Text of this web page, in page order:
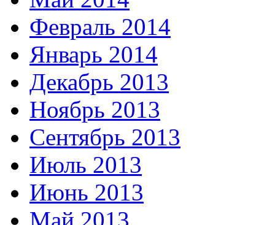
Февраль 2014
Январь 2014
Декабрь 2013
Ноябрь 2013
Сентябрь 2013
Июль 2013
Июнь 2013
Май 2013